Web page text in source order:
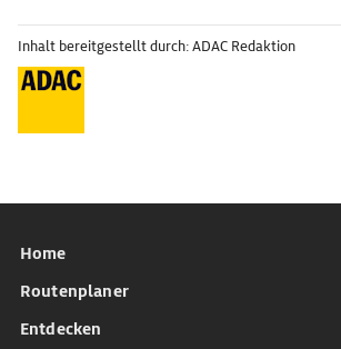
Inhalt bereitgestellt durch: ADAC Redaktion
Home
Routenplaner
Entdecken